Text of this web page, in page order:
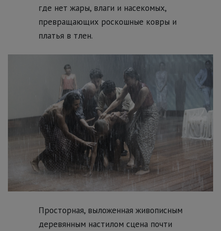
где нет жары, влаги и насекомых,
превращающих роскошные ковры и
платья в тлен.
Просторная, выложенная живописным
деревянным настилом сцена почти